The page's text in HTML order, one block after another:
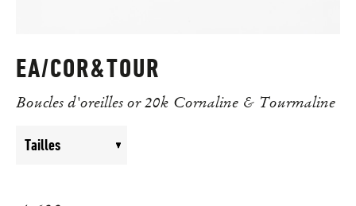
EA/COR&TOUR
Boucles d'oreilles or 20k Cornaline & Tourmaline